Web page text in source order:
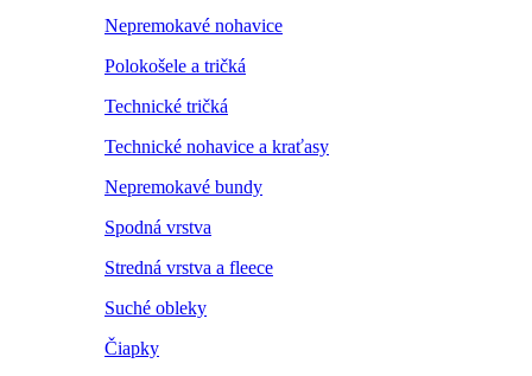
Nepremokavé nohavice
Polokošele a tričká
Technické tričká
Technické nohavice a kraťasy
Nepremokavé bundy
Spodná vrstva
Stredná vrstva a fleece
Suché obleky
Čiapky